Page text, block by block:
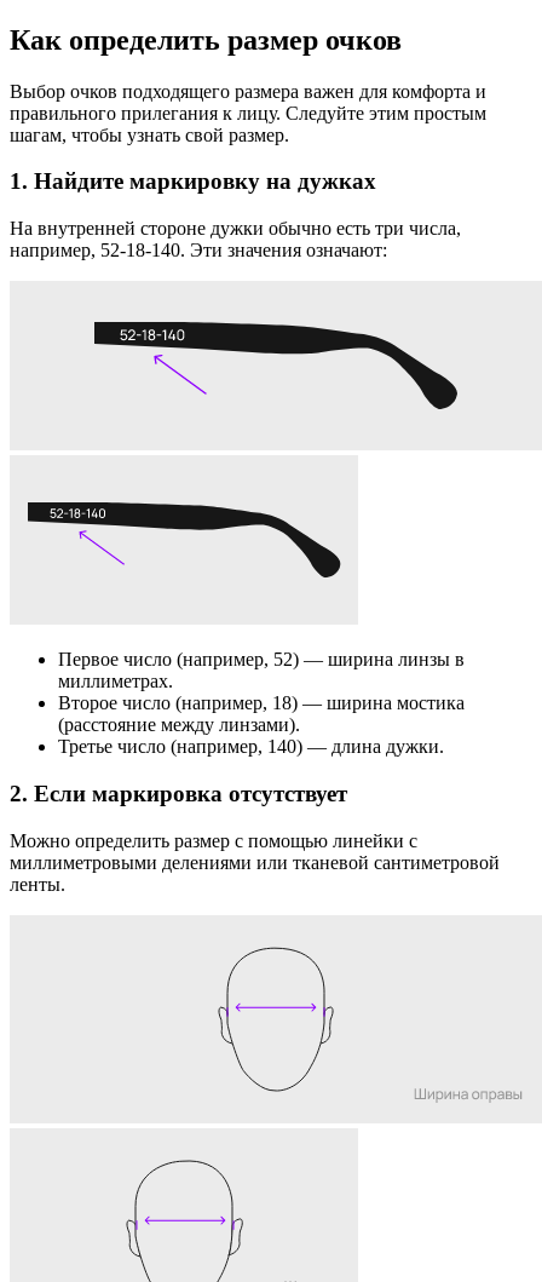
Как определить размер очков
Выбор очков подходящего размера важен для комфорта и
правильного прилегания к лицу. Следуйте этим простым
шагам, чтобы узнать свой размер.
1. Найдите маркировку на дужках
На внутренней стороне дужки обычно есть три числа,
например, 52-18-140. Эти значения означают:
Первое число (например, 52) — ширина линзы в
миллиметрах.
Второе число (например, 18) — ширина мостика
(расстояние между линзами).
Третье число (например, 140) — длина дужки.
2. Если маркировка отсутствует
Можно определить размер с помощью линейки с
миллиметровыми делениями или тканевой сантиметровой
ленты.